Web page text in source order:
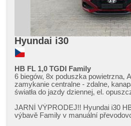
Hyundai i30
HB FL 1,0 TGDI Family
6 biegów, 8x poduszka powietrzna,
zamykanie centralne - zdalne,
światła do jazdy dziennej, el.
felgi aluminiowe, manualna skrzynia
kierownica wielofunkcyjna,
JARNÍ VÝPRODEJ!! Hyundai i30
výbavě Family v manuální